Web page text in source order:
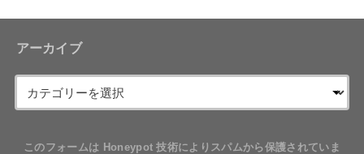
アーカイブ
このフォームは Honeypot 技術によりスパムから保護されていま